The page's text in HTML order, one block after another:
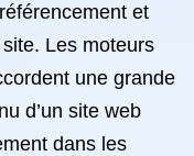
et
Les moteurs
une grande
d’un site web
dans les